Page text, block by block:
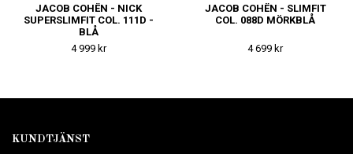
JACOB COHËN - NICK
SUPERSLIMFIT COL. 111D -
BLÅ
4 999 kr
JACOB COHËN - SLIMFIT
COL. 088D MÖRKBLÅ
4 699 kr
KUNDTJÄNST